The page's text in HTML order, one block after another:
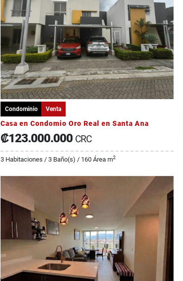
Condominio Venta
Casa en Condomio Oro Real en Santa Ana
₡123.000.000 CRC
3 Habitaciones / 3 Baño(s) / 160 Área m2